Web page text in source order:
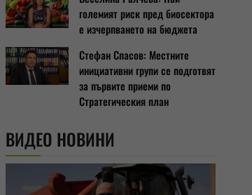
големият риск пред биосектора
е изчерпването на бюджета
Стефан Спасов: Местните
инициативни групи се подготвят
за първите приеми по
Стратегическия план
ВИДЕО НОВИНИ